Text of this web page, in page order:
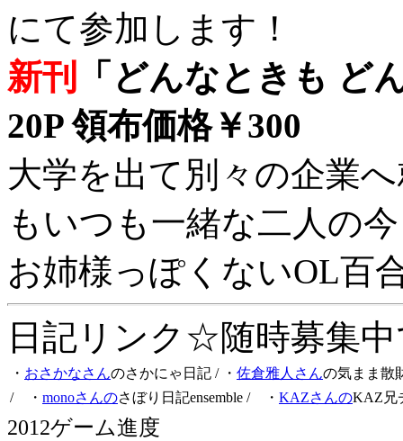
にて参加します！
新刊
「どんなときも ど
20P 領布価格￥300
大学を出て別々の企業
もいつも一緒な二人の
お姉様っぽくないOL百
日記リンク☆随時募集
・ おさかなさんのさかにゃ日記 / ・ 佐倉雅人さんの気まま散
/ ・ monoさんのさぼり日記ensemble / ・ KAZさんのKAZ兄
2012ゲーム進度